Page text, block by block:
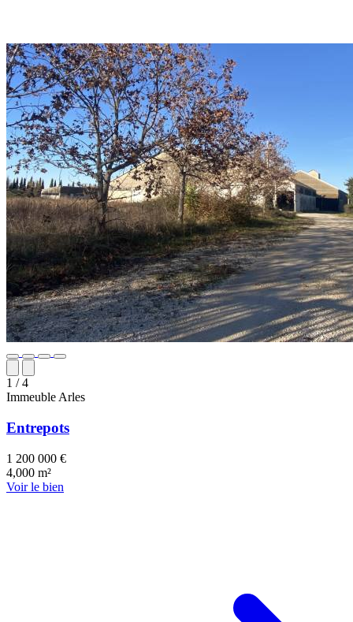
1 / 4
Immeuble Arles
Entrepots
1 200 000 €
4,000 m²
Voir le bien